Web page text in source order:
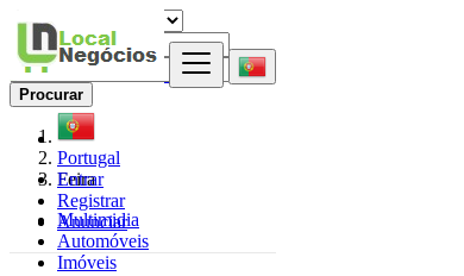
Entrar
Registrar
Anunciar
Procurar
Portugal
Feira
Multimidia
Automóveis
Imóveis